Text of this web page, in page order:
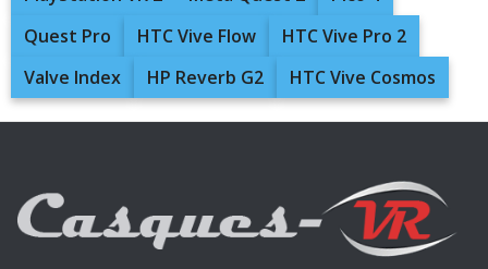
Quest Pro
HTC Vive Flow
HTC Vive Pro 2
Valve Index
HP Reverb G2 HTC Vive Cosmos